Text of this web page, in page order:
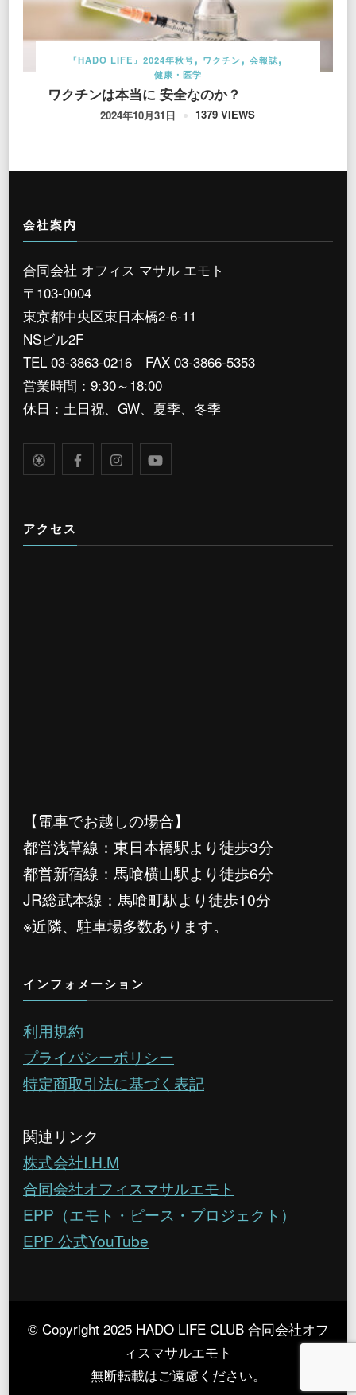
『HADO LIFE』2024年秋号 ワクチン
会報誌
健康・医学
ワクチンは本当に 安全なのか？
2024年10月31日 1379 VIEWS
会社案内
合同会社 オフィス マサル エモト
〒103-0004
東京都中央区東日本橋2-6-11
NSビル2F
TEL 03-3863-0216 FAX 03-3866-5353
営業時間：9:30～18:00
休日：土日祝、GW、夏季、冬季
アクセス
【電車でお越しの場合】
都営浅草線：東日本橋駅より徒歩3分
都営新宿線：馬喰横山駅より徒歩6分
JR総武本線：馬喰町駅より徒歩10分
※近隣、駐車場多数あります。
インフォメーション
利用規約
プライバシーポリシー
特定商取引法に基づく表記
関連リンク
株式会社I.H.M
合同会社オフィスマサルエモト
EPP（エモト・ピース・プロジェクト）
EPP 公式YouTube
© Copyright 2025 HADO LIFE CLUB 合同会社オフ
ィスマサルエモト
無断転載はご遠慮ください。